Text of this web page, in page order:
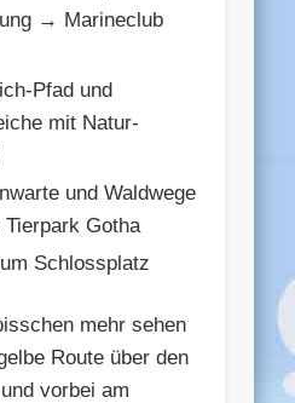
→ Marineclub
Pfad und
mit Natur-
und Waldwege
Tierpark Gotha
Schlossplatz
mehr sehen
Route über den
vorbei am